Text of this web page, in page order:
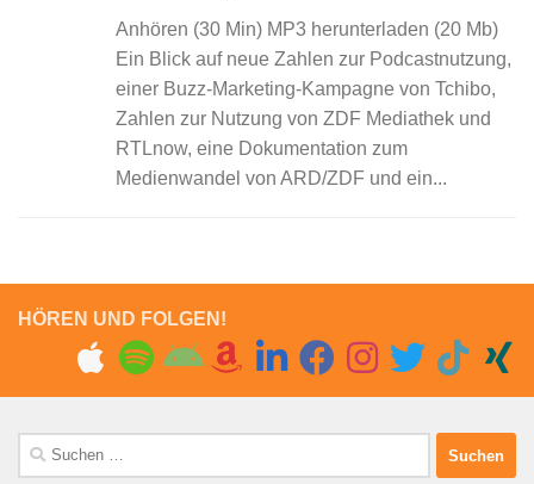
Anhören (30 Min) MP3 herunterladen (20 Mb)
Ein Blick auf neue Zahlen zur Podcastnutzung,
einer Buzz-Marketing-Kampagne von Tchibo,
Zahlen zur Nutzung von ZDF Mediathek und
RTLnow, eine Dokumentation zum
Medienwandel von ARD/ZDF und ein...
HÖREN UND FOLGEN!
Suchen
nach: